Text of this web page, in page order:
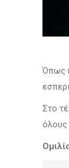
Όπως
Στο
όλους